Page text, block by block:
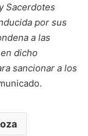
Sacerdotes
por sus
a las
dicho
sancionar a los